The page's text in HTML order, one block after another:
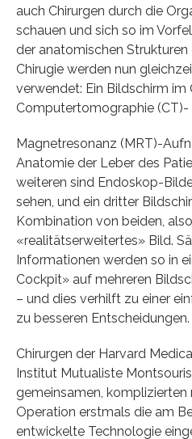
auch Chirurgen durch die
schauen und sich so im
der anatomischen Strukturen
Chirugie werden nun
verwendet: Ein Bildschirm
Computertomographie (CT)-
Magnetresonanz (MRT)-
Anatomie der Leber des
weiteren sind Endoskop-
sehen, und ein dritter
Kombination von beiden,
«realitätserweitertes» Bild.
Informationen werden so in
Cockpit» auf mehreren
– und dies verhilft zu einer
zu besseren Entscheidungen.
Chirurgen der Harvard
Institut Mutualiste
gemeinsamen,
Operation erstmals die am
entwickelte Technologie